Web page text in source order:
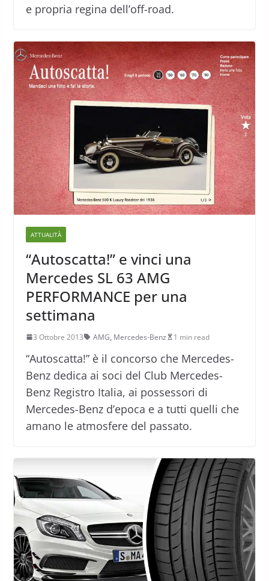
e propria regina dell’off-road.
ATTUALITÀ
“Autoscatta!” e vinci una
Mercedes SL 63 AMG
PERFORMANCE per una
settimana
3 Ottobre 2013 AMG, Mercedes-Benz 1 min read
“Autoscatta!” è il concorso che Mercedes-
Benz dedica ai soci del Club Mercedes-
Benz Registro Italia, ai possessori di
Mercedes-Benz d’epoca e a tutti quelli che
amano le atmosfere del passato.